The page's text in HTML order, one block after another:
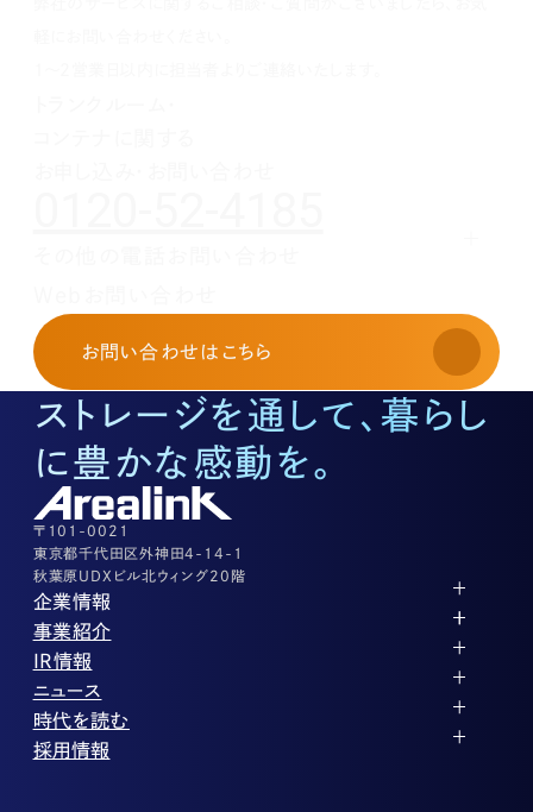
お申し込み・お問い合わせ
03-3526-8568
土地活用に関するお問い合わせ
03-3526-8574
底地に関するお問い合わせ
03-3526-8572
株式に関するお問い合わせ
03-3526-8556
その他上記に当てはまらない案件等
03-3526-8556
お問い合わせ はこちら
ストレージを通して、暮らし
に豊かな感動を。
〒101-0021
東京都千代田区外神田4-14-1
秋葉原UDXビル北ウィング20階
企業情報
代表メッセージ
企業理念
会社概要
役員紹介
沿革
コーポレートガバナンス
事業紹介
ストレージ事業
パートナー制度
ストレージライフ
土地権利整備事業
オフィス事業
アセット事業
IR情報
IRカレンダー
中期経営計画
事業等のリスク
ニュース
PR
IR
時代を読む
投稿一覧
採用情報